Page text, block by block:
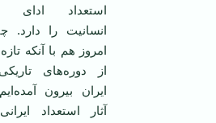
استعداد ادای
انسانیت را دارد.
امروز هم با آنکه
از دوره‌های
ایران بیرون
آثار استعداد